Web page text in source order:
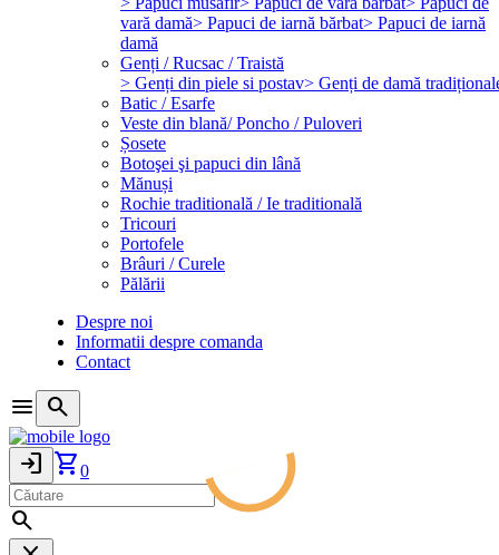
vară damă> Papuci de iarnă bărbat> Papuci de iarnă
damă
Genți / Rucsac / Traistă
> Genți din piele si postav> Genți de damă
Batic / Esarfe
Veste din blană/ Poncho / Puloveri
Șosete
Botoşei şi papuci din lână
Mănuși
Rochie traditională / Ie traditională
Tricouri
Portofele
Brâuri / Curele
Pălării
Despre noi
Informatii despre comanda
Contact
menu search
login shopping_cart0
search